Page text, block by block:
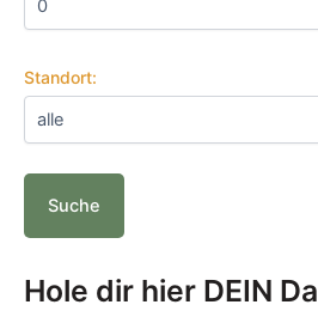
Standort:
Hole dir hier DEIN